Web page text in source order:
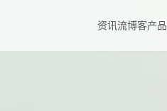
资讯流博客产品